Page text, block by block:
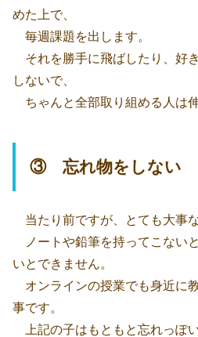
めた上で、
毎週課題を出します。
それを勝手に飛ばしたり、好
しないで、
ちゃんと全部取り組める人は伸
③ 忘れ物をしない
当たり前ですが、とても大事な
ノートや鉛筆を持ってこない
いとできません。
オンラインの授業でも身近に
事です。
上記の子はもともと忘れっぽ